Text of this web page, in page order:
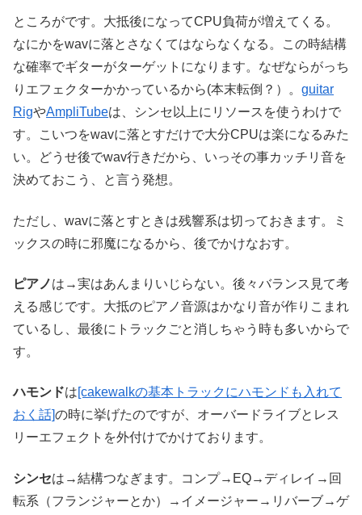
ところがです。大抵後になってCPU負荷が増えてくる。
なにかをwavに落とさなくてはならなくなる。この時結構
な確率でギターがターゲットになります。なぜならがっち
りエフェクターかかっているから(本末転倒？）。 guitar
RigやAmpliTubeは、シンセ以上にリソースを使うわけで
す。こいつをwavに落とすだけで大分CPUは楽になるみた
い。どうせ後でwav行きだから、いっその事カッチリ音を
決めておこう、と言う発想。
ただし、wavに落とすときは残響系は切っておきます。ミ
ックスの時に邪魔になるから、後でかけなおす。
ピアノは→実はあんまりいじらない。後々バランス見て考
える感じです。大抵のピアノ音源はかなり音が作りこまれ
ているし、最後にトラックごと消しちゃう時も多いからで
す。
ハモンドは [cakewalkの基本トラックにハモンドも入れて
おく話] の時に挙げたのですが、オーバードライブとレス
リーエフェクトを外付けでかけております。
シンセは→結構つなぎます。コンプ→EQ→ディレイ→回
転系（フランジャーとか）→イメージャー→リバーブ→ゲ